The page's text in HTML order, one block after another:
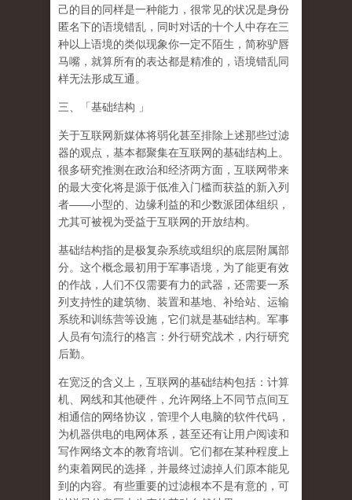
己的目的同样是一种能力，很常见的状况是身份
匿名下的语境错乱，同时对话的十个人中存在三
种以上语境的类似现象你一定不陌生，简称驴唇
马嘴，就算所有的表达都是精准的，语境错乱同
样无法形成互通。
三、「基础结构 」
关于互联网新媒体将弱化甚至排除上述那些过滤
器的观点，基本都聚集在互联网的基础结构上。
很多研究推测在政治和经济两方面，互联网带来
的最大变化将是源于低准入门槛而获益的新入列
者——小型的、边缘利益的和少数派团体组织，
尤其可被视为受益于互联网的开放结构。
基础结构指的是极复杂系统或组织的底层附属部
分。这个概念最初用于军事语境，为了能更有效
的作战，人们不仅需要有力的武器，还需要一系
列支持性的建筑物、装置和基地、补给站、运输
系统和训练营等设施，它们就是基础结构。军事
人员有句流行的格言：外行研究战术，内行研究
后勤。
在宽泛的含义上，互联网的基础结构包括：计算
机、网线和其他硬件，允许网络上不同节点间互
相通信的网络协议，管理个人电脑的软件代码，
为机器供电的电网体系，甚至还有让用户阅读和
写作网络文本的教育培训。它们都在某种程度上
约束着网民的选择，并最终过滤掉人们原本能见
到的内容。有些重要的过滤根本不是有意的，可